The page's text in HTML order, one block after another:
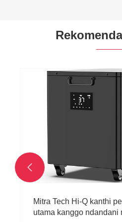
Mitra Tech Hi-Q kanthi
utama kanggo ndandani
